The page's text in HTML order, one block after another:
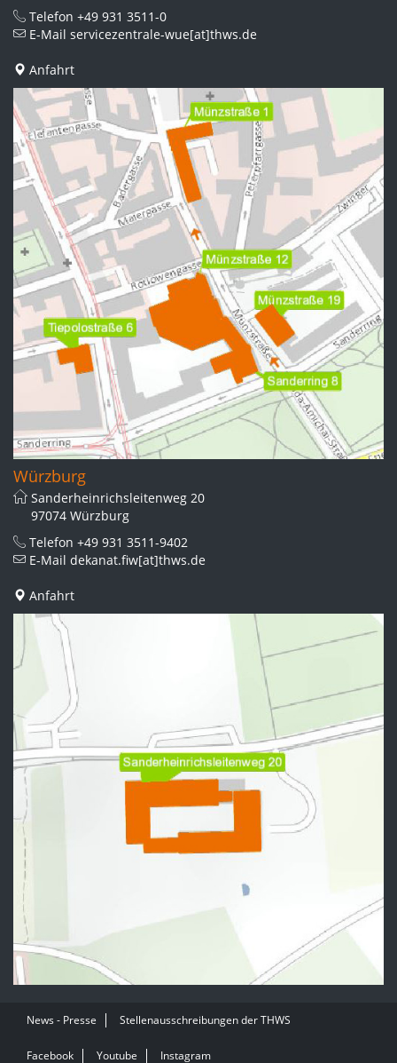
Telefon +49 931 3511-0
E-Mail servicezentrale-wue[at]thws.de
Anfahrt
Würzburg
Sanderheinrichsleitenweg 20
97074 Würzburg
Telefon +49 931 3511-9402
E-Mail dekanat.fiw[at]thws.de
Anfahrt
News - Presse Stellenausschreibungen der THWS
Facebook Youtube Instagram